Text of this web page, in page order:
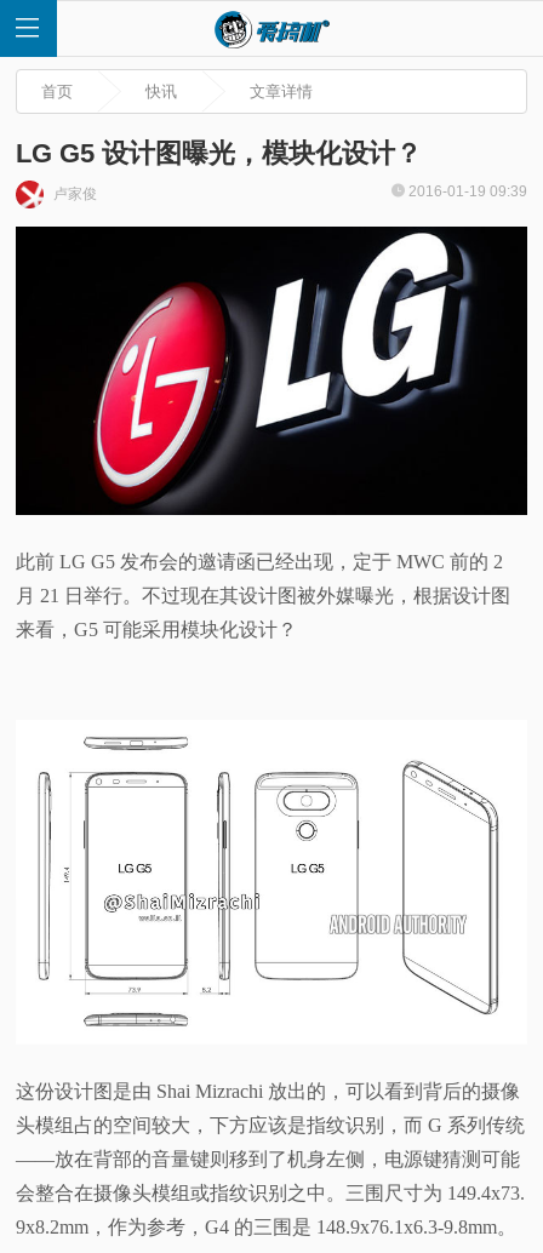
测
频
首页 快讯 文章详情
LG G5 设计图曝光，模块化设计？
卢家俊 2016-01-19 09:39
此前 LG G5 发布会的邀请函已经出现，定于 MWC 前的 2
月 21 日举行。不过现在其设计图被外媒曝光，根据设计图
来看，G5 可能采用模块化设计？
这份设计图是由 Shai Mizrachi 放出的，可以看到背后的摄像
头模组占的空间较大，下方应该是指纹识别，而 G 系列传统
——放在背部的音量键则移到了机身左侧，电源键猜测可能
会整合在摄像头模组或指纹识别之中。三围尺寸为 149.4x73.
9x8.2mm，作为参考，G4 的三围是 148.9x76.1x6.3-9.8mm。